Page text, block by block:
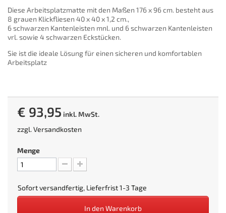
Diese Arbeitsplatzmatte mit den Maßen 176 x 96 cm. besteht aus
8 grauen Klickfliesen 40 x 40 x 1,2 cm.,
6 schwarzen Kantenleisten mnl. und 6 schwarzen Kantenleisten
vrl. sowie 4 schwarzen Eckstücken.
Sie ist die ideale Lösung für einen sicheren und komfortablen
Arbeitsplatz
€ 93,95 inkl. MwSt.
zzgl.Versandkosten
Menge
Sofort versandfertig, Lieferfrist 1-3 Tage
In den Warenkorb